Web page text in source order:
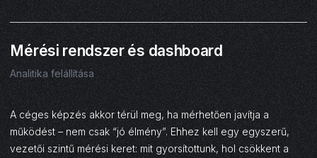
Mérési rendszer és dashboard
Analitika felállítása
A céges képzés akkor térül meg, ha mérhetően javítja a
működést – nem csak “jó élmény”. Ehhez kell egy egyszerű,
vezetői szintű mérési keret: mit gyorsítottunk, hol csökkent a